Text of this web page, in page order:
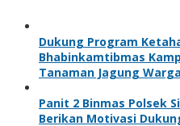
Dukung Program
Bhabinkamtibmas
Tanaman Jagung Warga
Panit 2 Binmas Polsek
Berikan Motivasi